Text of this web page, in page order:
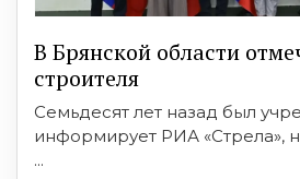
В Брянской области
строителя
Семьдесят лет назад был
информирует РИА «Стрела»,
...